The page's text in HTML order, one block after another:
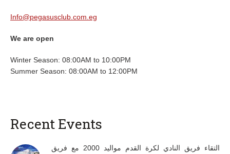
Info@pegasusclub.com.eg
We are open
Winter Season: 08:00AM to 10:00PM
Summer Season: 08:00AM to 12:00PM
Recent Events
التقاء فريق النادي لكرة القدم مواليد 2000 مع فريق